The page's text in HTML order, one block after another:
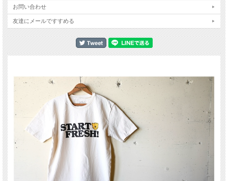
お問い合わせ
友達にメールですすめる